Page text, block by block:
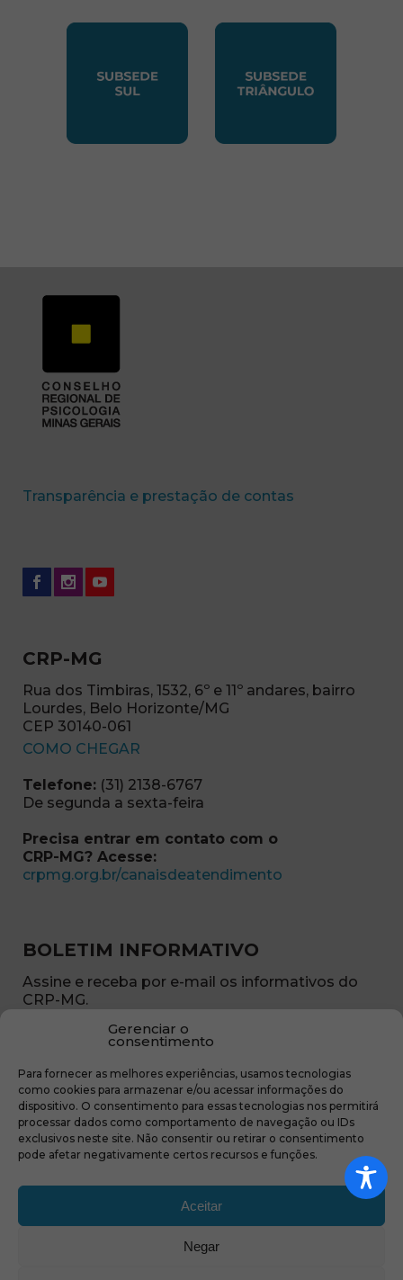
Gerenciar o
consentimento
Para fornecer as melhores experiências, usamos tecnologias
como cookies para armazenar e/ou acessar informações do
dispositivo. O consentimento para essas tecnologias nos permitirá
processar dados como comportamento de navegação ou IDs
exclusivos neste site. Não consentir ou retirar o consentimento
pode afetar negativamente certos recursos e funções.
Aceitar
Negar
Transparência e prestação de contas
CRP-MG
Rua dos Timbiras, 1532, 6º e 11º andares, bairro
Lourdes, Belo Horizonte/MG
CEP 30140-061
COMO CHEGAR
Telefone: (31) 2138-6767
De segunda a sexta-feira
Precisa entrar em contato com o
CRP-MG? Acesse:
crpmg.org.br/canaisdeatendimento
BOLETIM INFORMATIVO
Assine e receba por e-mail os informativos do
CRP-MG.
E-
mail
(obrigatório)
Sub
região